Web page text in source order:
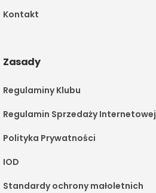
Kontakt
Zasady
Regulaminy Klubu
Regulamin Sprzedaży Internetowej
Polityka Prywatności
IOD
Standardy ochrony małoletnich